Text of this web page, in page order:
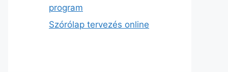
program
Szórólap tervezés online